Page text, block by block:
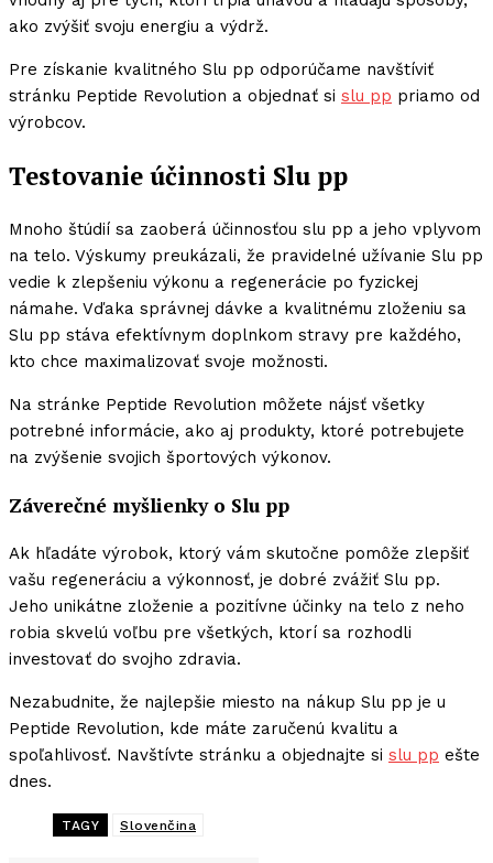
ako zvýšiť svoju energiu a výdrž.
Pre získanie kvalitného Slu pp odporúčame navštíviť
stránku Peptide Revolution a objednať si slu pp priamo od
výrobcov.
Testovanie účinnosti Slu pp
Mnoho štúdií sa zaoberá účinnosťou slu pp a jeho vplyvom
na telo. Výskumy preukázali, že pravidelné užívanie Slu pp
vedie k zlepšeniu výkonu a regenerácie po fyzickej
námahe. Vďaka správnej dávke a kvalitnému zloženiu sa
Slu pp stáva efektívnym doplnkom stravy pre každého,
kto chce maximalizovať svoje možnosti.
Na stránke Peptide Revolution môžete nájsť všetky
potrebné informácie, ako aj produkty, ktoré potrebujete
na zvýšenie svojich športových výkonov.
Záverečné myšlienky o Slu pp
Ak hľadáte výrobok, ktorý vám skutočne pomôže zlepšiť
vašu regeneráciu a výkonnosť, je dobré zvážiť Slu pp.
Jeho unikátne zloženie a pozitívne účinky na telo z neho
robia skvelú voľbu pre všetkých, ktorí sa rozhodli
investovať do svojho zdravia.
Nezabudnite, že najlepšie miesto na nákup Slu pp je u
Peptide Revolution, kde máte zaručenú kvalitu a
spoľahlivosť. Navštívte stránku a objednajte si slu pp ešte
dnes.
TAGY Slovenčina